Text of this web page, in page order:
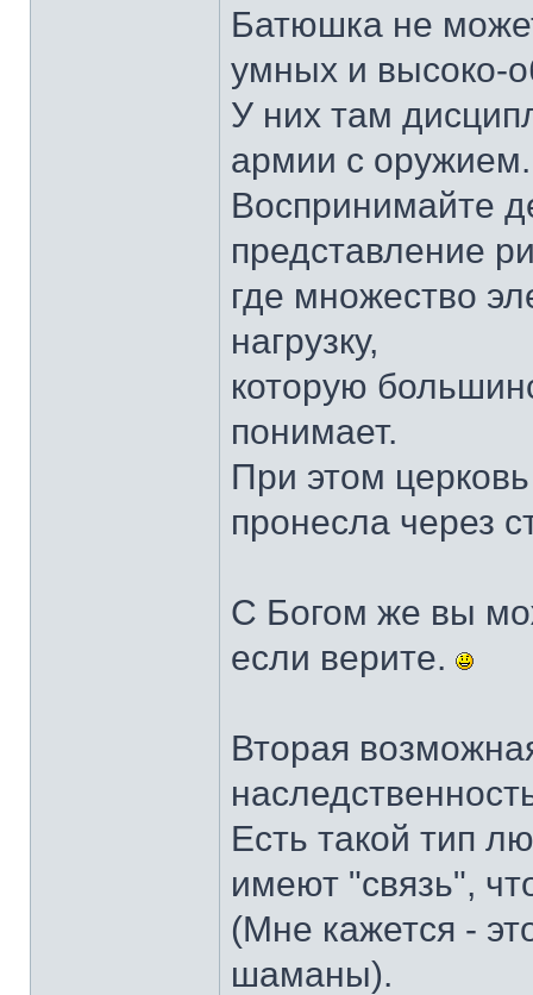
Батюшка не
умных и высоко-
У них там
армии с оружием.
Воспринимайте
представление
где множество
нагрузку,
которую
понимает.
При этом
пронесла через
С Богом же вы
если верите.
Вторая
Есть такой тип
имеют "связь",
(Мне кажется -
шаманы).